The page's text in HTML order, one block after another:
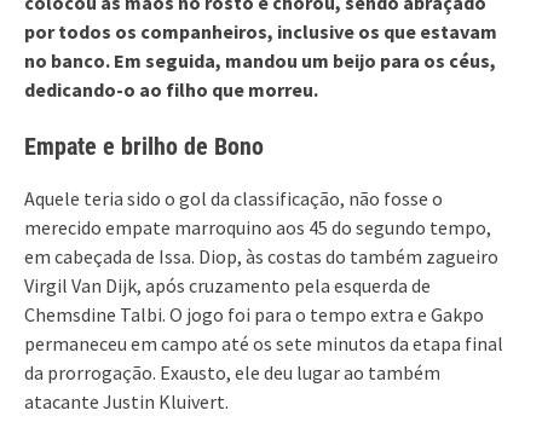
por todos os companheiros, inclusive os que estavam
no banco. Em seguida, mandou um beijo para os céus,
dedicando-o ao filho que morreu.
Empate e brilho de Bono
Aquele teria sido o gol da classificação, não fosse o
merecido empate marroquino aos 45 do segundo tempo,
em cabeçada de Issa. Diop, às costas do também zagueiro
Virgil Van Dijk, após cruzamento pela esquerda de
Chemsdine Talbi. O jogo foi para o tempo extra e Gakpo
permaneceu em campo até os sete minutos da etapa final
da prorrogação. Exausto, ele deu lugar ao também
atacante Justin Kluivert.